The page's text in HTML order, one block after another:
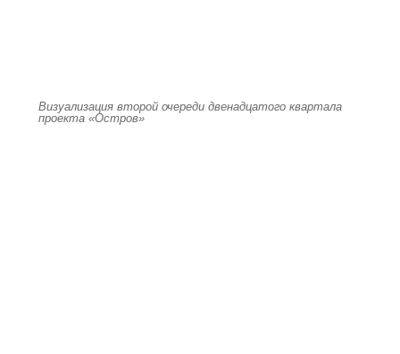
Визуализация второй очереди двенадцатого квартала
проекта «Остров»